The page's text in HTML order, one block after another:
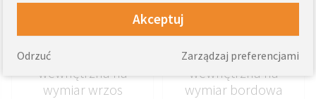
zł
Roleta okienna
wewnętrzna na
wymiar wrzos
Roleta okienna
wewnętrzna na
wymiar bordowa
Akceptuj
Zarządzaj preferencjami
Odrzuć